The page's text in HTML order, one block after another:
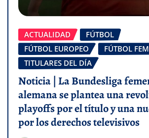
ACTUALIDAD
FÚTBOL
FÚTBOL EUROPEO
FÚTBOL
TITULARES DEL DÍA
Noticia | La Bundesliga
alemana se plantea una
playoffs por el título y una
por los derechos televisivos